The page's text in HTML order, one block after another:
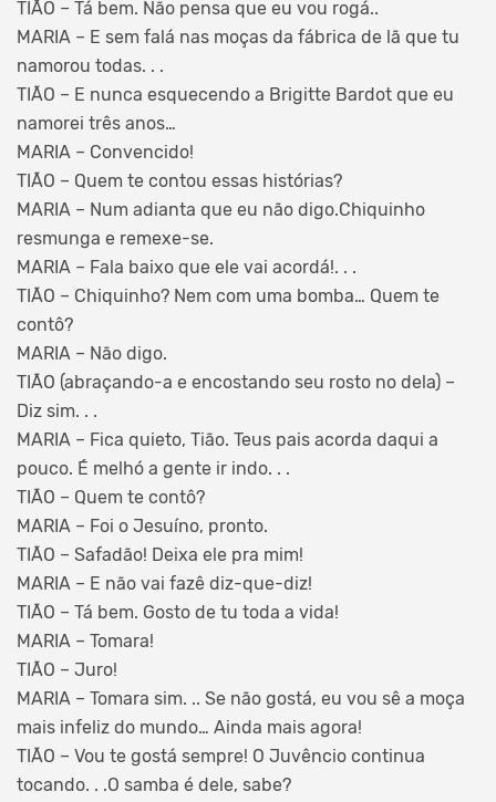
TIÃO – Tá bem. Não pensa que eu vou rogá..
MARIA – E sem falá nas moças da fábrica de lã que tu
namorou todas. . .
TIÃO – E nunca esquecendo a Brigitte Bardot que eu
namorei três anos…
MARIA – Convencido!
TIÃO – Quem te contou essas histórias?
MARIA – Num adianta que eu não digo.Chiquinho
resmunga e remexe-se.
MARIA – Fala baixo que ele vai acordá!. . .
TIÃO – Chiquinho? Nem com uma bomba… Quem te
contô?
MARIA – Não digo.
TIÃO (abraçando-a e encostando seu rosto no dela) –
Diz sim. . .
MARIA – Fica quieto, Tião. Teus pais acorda daqui a
pouco. É melhó a gente ir indo. . .
TIÃO – Quem te contô?
MARIA – Foi o Jesuíno, pronto.
TIÃO – Safadão! Deixa ele pra mim!
MARIA – E não vai fazê diz-que-diz!
TIÃO – Tá bem. Gosto de tu toda a vida!
MARIA – Tomara!
TIÃO – Juro!
MARIA – Tomara sim. .. Se não gostá, eu vou sê a moça
mais infeliz do mundo… Ainda mais agora!
TIÃO – Vou te gostá sempre! O Juvêncio continua
tocando. . .O samba é dele, sabe?